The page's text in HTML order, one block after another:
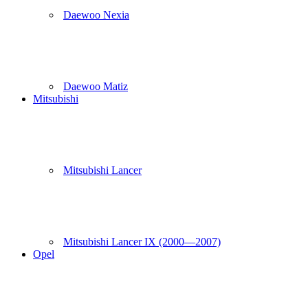
Daewoo Nexia
Daewoo Matiz
Mitsubishi
Mitsubishi Lancer
Mitsubishi Lancer IX (2000—2007)
Opel